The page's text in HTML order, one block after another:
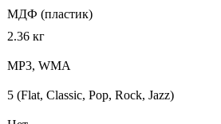
МДФ (пластик)
2.36 кг
MP3, WMA
5 (Flat, Classic, Pop, Rock, Jazz)